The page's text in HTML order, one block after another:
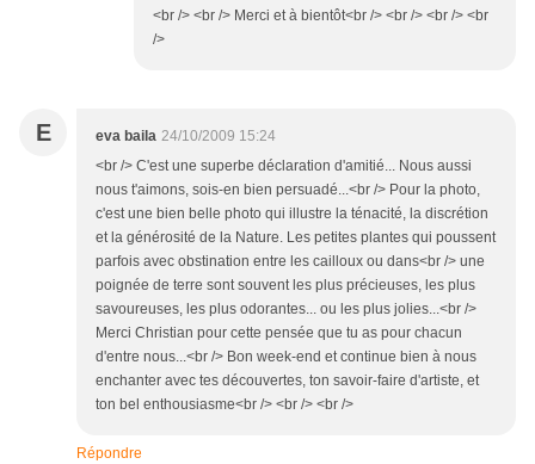
<br /> <br /> Merci et à bientôt<br /> <br /> <br /> <br
/>
E eva baila 24/10/2009 15:24
<br /> C'est une superbe déclaration d'amitié... Nous aussi
nous t'aimons, sois-en bien persuadé...<br /> Pour la photo,
c'est une bien belle photo qui illustre la ténacité, la discrétion
et la générosité de la Nature. Les petites plantes qui poussent
parfois avec obstination entre les cailloux ou dans<br /> une
poignée de terre sont souvent les plus précieuses, les plus
savoureuses, les plus odorantes... ou les plus jolies...<br />
Merci Christian pour cette pensée que tu as pour chacun
d'entre nous...<br /> Bon week-end et continue bien à nous
enchanter avec tes découvertes, ton savoir-faire d'artiste, et
ton bel enthousiasme<br /> <br /> <br />
Répondre